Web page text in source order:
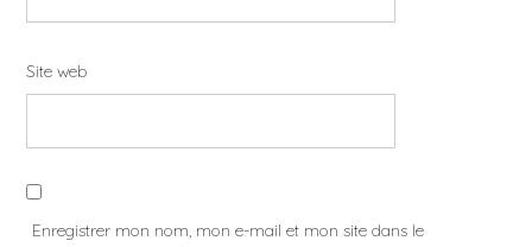
Site web
Enregistrer mon nom, mon e-mail et mon site dans le